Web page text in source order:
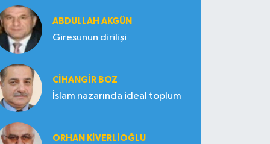
ABDULLAH AKGÜN
Giresunun dirilişi
CIHANGIR BOZ
İslam nazarında ideal toplum
ORHAN KIVERLIOĞLU